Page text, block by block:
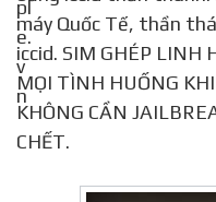
máy Quốc Tế, thần
iccid. SIM GHÉP LINH
MỌI TÌNH HUỐNG
KHÔNG CẦN
CHẾT.